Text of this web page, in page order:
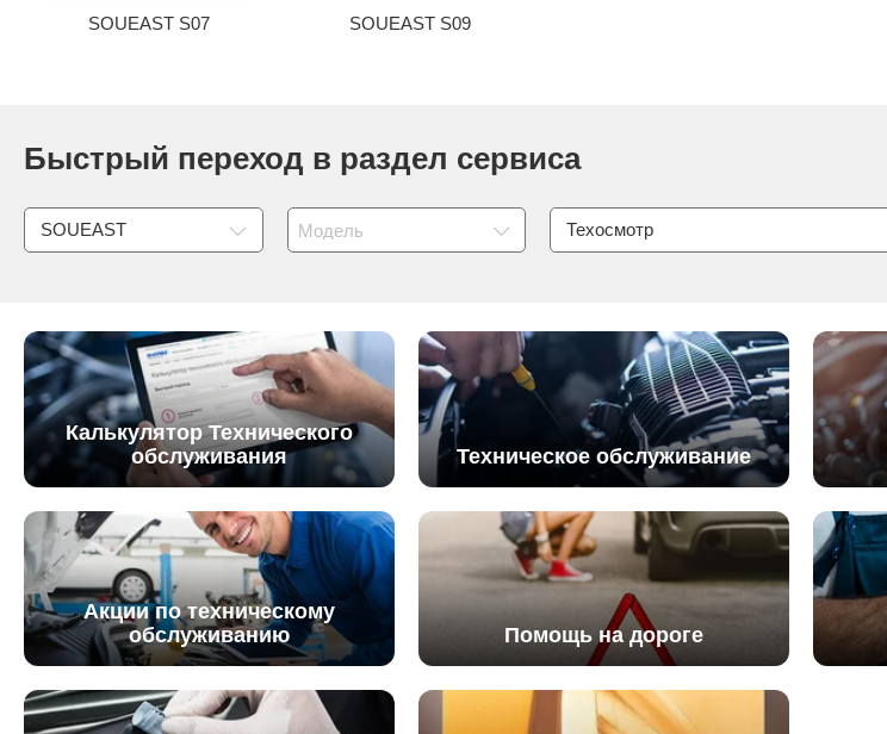
SOUEAST S07 SOUEAST S09
Быстрый переход в раздел сервиса
SOUEAST Модель Техосмотр
Калькулятор Технического
обслуживания
Техническое обслуживание
Акции по техническому
обслуживанию
Помощь на дороге